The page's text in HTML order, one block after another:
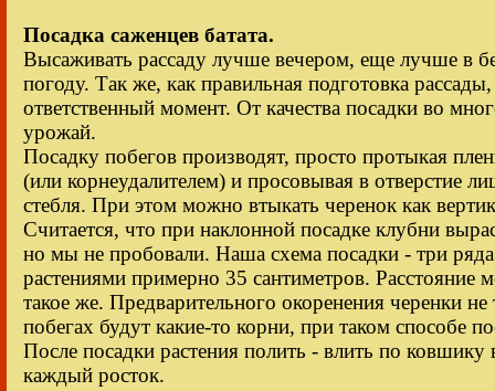
Посадка саженцев батата.
Высаживать рассаду лучше вечером, еще лучше в
погоду. Так же, как правильная подготовка
ответственный момент. От качества посадки во
урожай.
Посадку побегов производят, просто протыкая
(или корнеудалителем) и просовывая в отверстие
стебля. При этом можно втыкать черенок как
Считается, что при наклонной посадке клубни
но мы не пробовали. Наша схема посадки - три
растениями примерно 35 сантиметров. Расстояние
такое же. Предварительного окоренения черенки
побегах будут какие-то корни, при таком способе
После посадки растения полить - влить по ковшику
каждый росток.